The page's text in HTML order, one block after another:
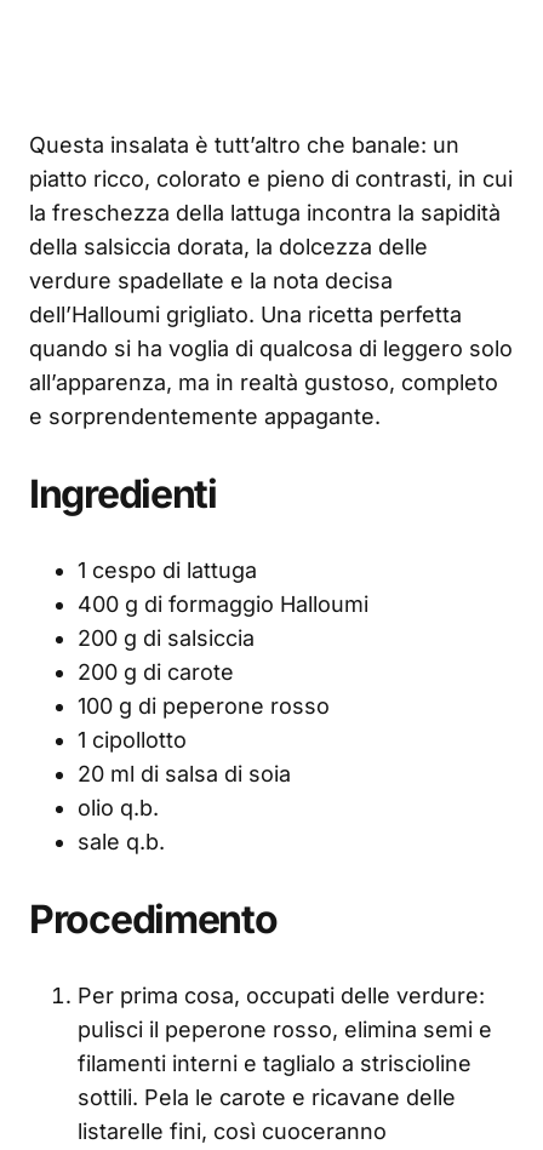
Questa insalata è tutt’altro che banale: un
piatto ricco, colorato e pieno di contrasti, in cui
la freschezza della lattuga incontra la sapidità
della salsiccia dorata, la dolcezza delle
verdure spadellate e la nota decisa
dell’Halloumi grigliato. Una ricetta perfetta
quando si ha voglia di qualcosa di leggero solo
all’apparenza, ma in realtà gustoso, completo
e sorprendentemente appagante.
Ingredienti
1 cespo di lattuga
400 g di formaggio Halloumi
200 g di salsiccia
200 g di carote
100 g di peperone rosso
1 cipollotto
20 ml di salsa di soia
olio q.b.
sale q.b.
Procedimento
Per prima cosa, occupati delle verdure:
pulisci il peperone rosso, elimina semi e
filamenti interni e taglialo a striscioline
sottili. Pela le carote e ricavane delle
listarelle fini, così cuoceranno